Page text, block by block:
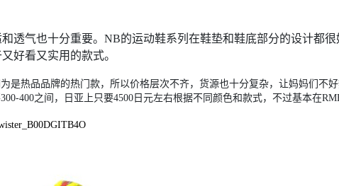
透气也十分重要。NB的运动鞋系列在鞋垫和鞋底部分的设计都
好看又实用的款式。
是热品品牌的热门款，所以价格层次不齐，货源也十分复杂，让妈妈们不
400之间，日亚上只要4500日元左右根据不同颜色和款式，不过基本在